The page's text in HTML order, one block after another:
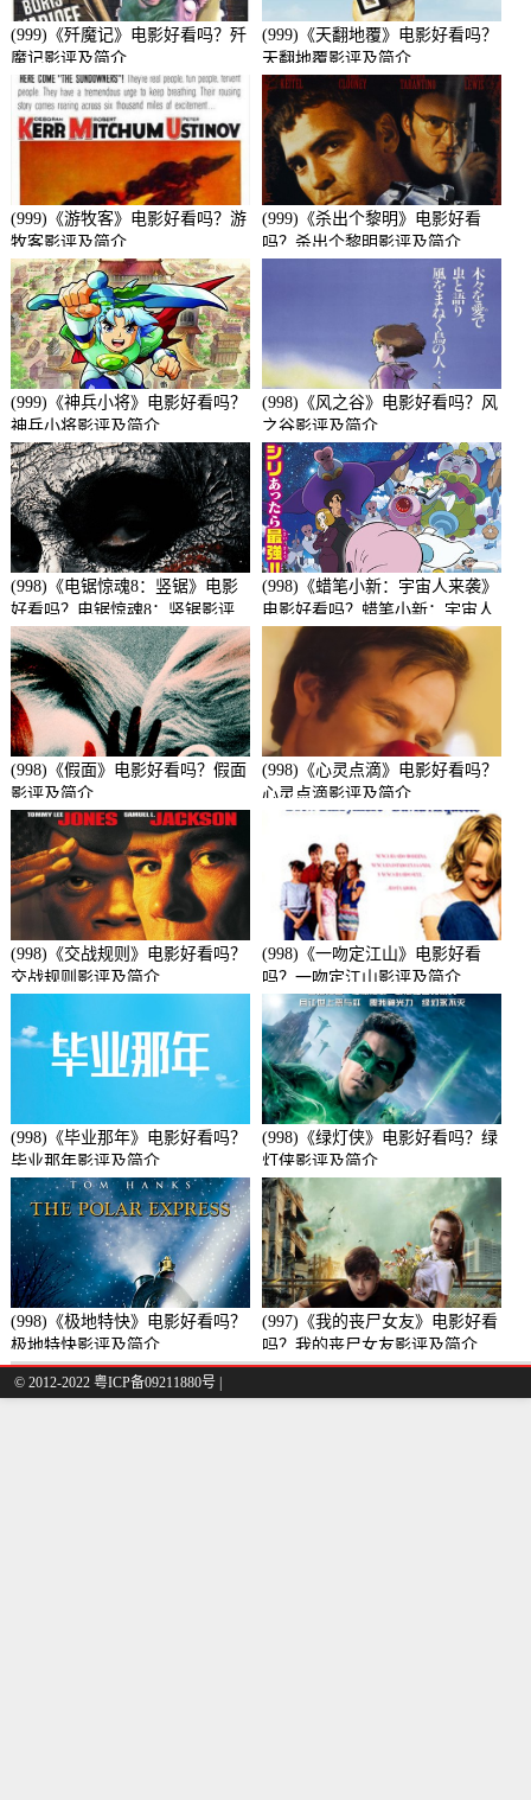
(999)《歼魔记》电影好看吗？歼
魔记影评及简介
(999)《天翻地覆》电影好看吗？
天翻地覆影评及简介
(999)《游牧客》电影好看吗？游
牧客影评及简介
(999)《杀出个黎明》电影好看
吗？杀出个黎明影评及简介
(999)《神兵小将》电影好看吗？
神兵小将影评及简介
(998)《风之谷》电影好看吗？风
之谷影评及简介
(998)《电锯惊魂8：竖锯》电影
好看吗？电锯惊魂8：竖锯影评
及简介
(998)《蜡笔小新：宇宙人来袭》
电影好看吗？蜡笔小新：宇宙人
来袭影评及简介
(998)《假面》电影好看吗？假面
影评及简介
(998)《心灵点滴》电影好看吗？
心灵点滴影评及简介
(998)《交战规则》电影好看吗？
交战规则影评及简介
(998)《一吻定江山》电影好看
吗？一吻定江山影评及简介
(998)《毕业那年》电影好看吗？
毕业那年影评及简介
(998)《绿灯侠》电影好看吗？绿
灯侠影评及简介
(998)《极地特快》电影好看吗？
极地特快影评及简介
(997)《我的丧尸女友》电影好看
吗？我的丧尸女友影评及简介
© 2012-2022 粤ICP备09211880号 |